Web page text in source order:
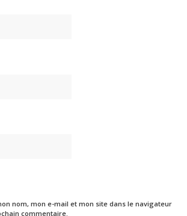
nom, mon e-mail et mon site dans le navigateur
commentaire.